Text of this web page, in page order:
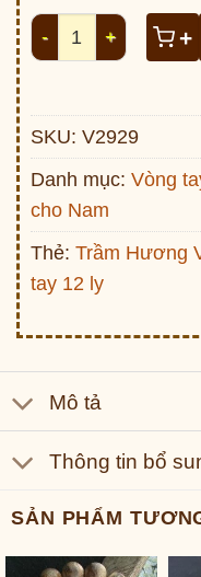
Cặp vòng tay Trầm+
SKU: V2929
Danh mục: Vòng
cho Nam
Thẻ: Trầm Hương
tay 12 ly
Mô tả
Thông tin bổ
SẢN PHẨM